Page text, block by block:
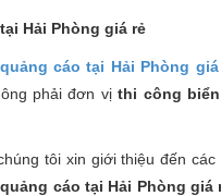
Hải Phòng giá rẻ
cáo tại Hải Phòng
phải đơn vịthi công
tôi xin giới thiệu đến
cáo tại Hải Phòng giá